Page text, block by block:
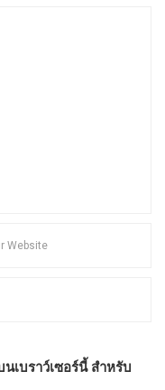
เบราว์เซอร์นี้ สำหรับ